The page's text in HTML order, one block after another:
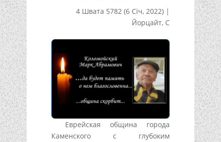
4 Швата 5782 (6 Січ, 2022) |
Йорцайт, С
Еврейская община города
Каменского с глубоким